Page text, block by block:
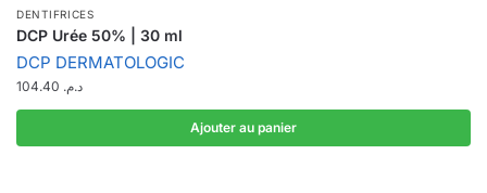
DENTIFRICES
DCP Urée 50% | 30 ml
DCP DERMATOLOGIC
د.م.
Ajouter au panier